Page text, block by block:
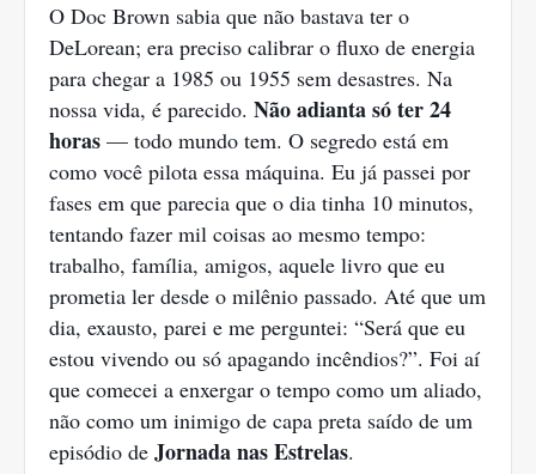
O Doc Brown sabia que não bastava ter o
DeLorean; era preciso calibrar o fluxo de energia
para chegar a 1985 ou 1955 sem desastres. Na
nossa vida, é parecido. Não adianta só ter 24
horas — todo mundo tem. O segredo está em
como você pilota essa máquina. Eu já passei por
fases em que parecia que o dia tinha 10 minutos,
tentando fazer mil coisas ao mesmo tempo:
trabalho, família, amigos, aquele livro que eu
prometia ler desde o milênio passado. Até que um
dia, exausto, parei e me perguntei: “Será que eu
estou vivendo ou só apagando incêndios?”. Foi aí
que comecei a enxergar o tempo como um aliado,
não como um inimigo de capa preta saído de um
episódio de Jornada nas Estrelas.